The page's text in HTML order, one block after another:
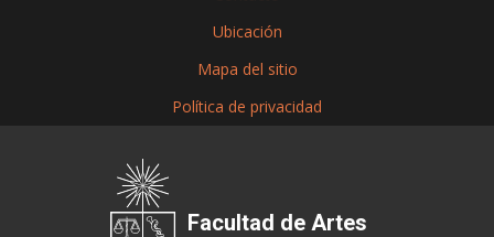
Ubicación
Mapa del sitio
Política de privacidad
Facultad de Artes